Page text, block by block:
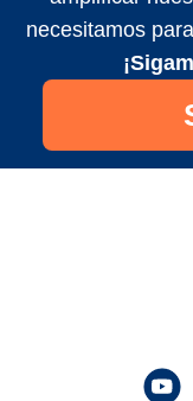
necesitamos